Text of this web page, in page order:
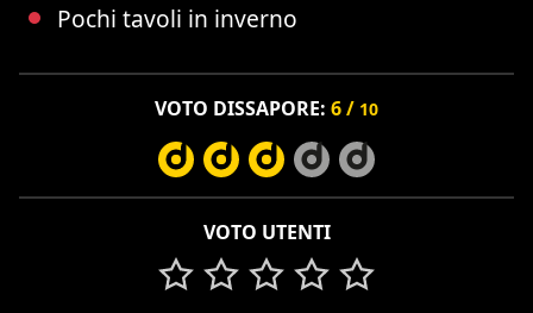
Pochi tavoli in inverno
VOTO DISSAPORE: 6 / 10
VOTO UTENTI